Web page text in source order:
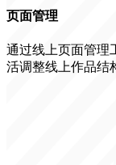
页面管理
通过线上页面管理
活调整线上作品结